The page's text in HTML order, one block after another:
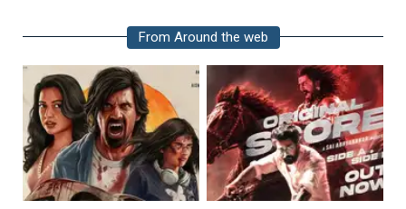
From Around the web